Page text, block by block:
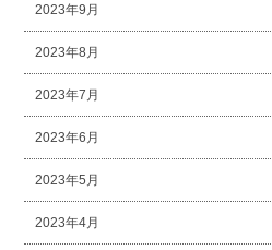
2023年9月
2023年8月
2023年7月
2023年6月
2023年5月
2023年4月